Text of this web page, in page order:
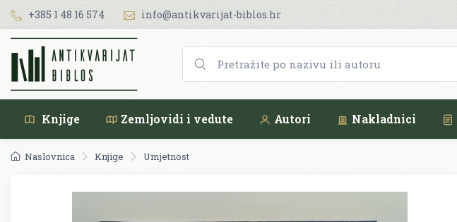
+385 1 48 16 574 info@antikvarijat-biblos.hr
Knjige Zemljovidi i vedute Autori Nakladnici
Naslovnica Knjige Umjetnost